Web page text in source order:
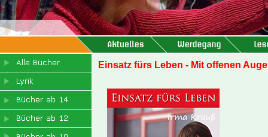
Einsatz fürs Leben - Mit offenen